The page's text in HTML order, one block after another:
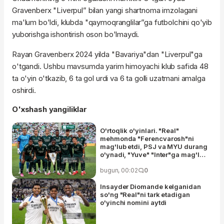
Gravenberx "Liverpul” bilan yangi shartnoma imzolagani
ma'lum bo'ldi, klubda "qaymoqranglilar”ga futbolchini qo'yib
yuborishga ishontirish oson bo'lmaydi.
Rayan Gravenberx 2024 yilda "Bavariya"dan "Liverpul"ga
o'tgandi. Ushbu mavsumda yarim himoyachi klub safida 48
ta o'yin o'tkazib, 6 ta gol urdi va 6 ta golli uzatmani amalga
oshirdi.
O'xshash yangiliklar
O'rtoqlik o'yinlari. "Real"
mehmonda "Ferencvarosh"ni
mag'lub etdi, PSJ va MYU durang
o'ynadi, "Yuve" "Inter"ga mag'lub
etdi
bugun, 00:02 0
Insayder Diomande kelganidan
so'ng "Real"ni tark etadigan
o'yinchi nomini aytdi